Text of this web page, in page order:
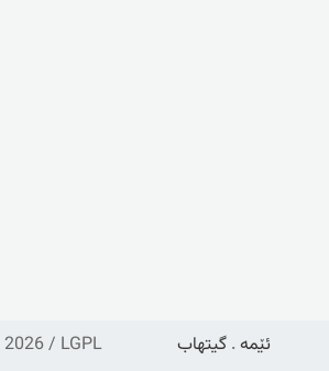
2026 / LGPL ئێمە . گیتهاب